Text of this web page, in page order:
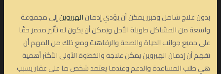
بدون علاج شامل وخبير يمكن أن يؤدي إدمانالهيروينإلى مجموعة
واسعة من المشاكل طويلة الأجل ويمكن أن يكون له تأثير مدمر حقًا
على جميع جوانب الحياة والصحة والرفاهية ومع ذلك من المهم أن
تفهم أن إدمان الهيروين يمكن علاجه والخطوة الأولى الأكثر أهمية
هي طلب المساعدة والدعم وعندما يعتمد شخص ما على عقار يسبب